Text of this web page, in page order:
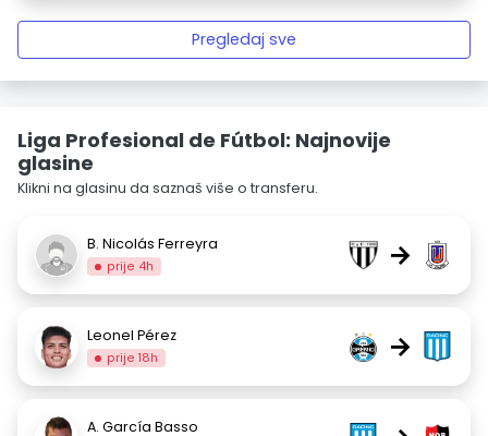
Pregledaj sve
Liga Profesional de Fútbol: Najnovije
glasine
Klikni na glasinu da saznaš više o transferu.
B. Nicolás Ferreyra
prije 4h →
Leonel Pérez
prije 18h →
A. García Basso